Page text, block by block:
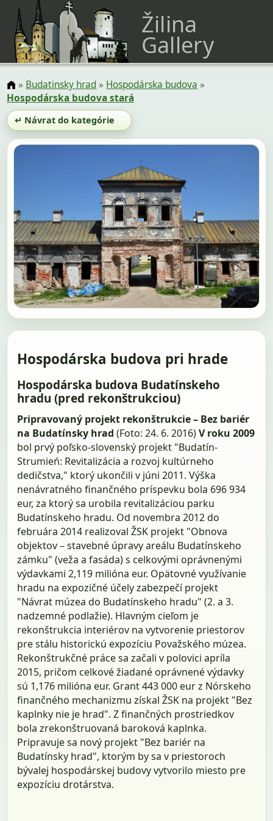
Žilina
Gallery
» Budatinsky hrad» Hospodárska budova »
Hospodárska budova stará
↵ Návrat do kategórie
Hospodárska budova pri hrade
Hospodárska budova Budatínskeho
hradu (pred rekonštrukciou)
Pripravovaný projekt rekonštrukcie – Bez bariér
na Budatínsky hrad (Foto: 24. 6. 2016)V roku 2009
bol prvý poľsko-slovenský projekt "Budatín-
Strumień: Revitalizácia a rozvoj kultúrneho
dedičstva," ktorý ukončili v júni 2011. Výška
nenávratného finančného príspevku bola 696 934
eur, za ktorý sa urobila revitalizáciou parku
Budatínskeho hradu. Od novembra 2012 do
februára 2014 realizoval ŽSK projekt "Obnova
objektov – stavebné úpravy areálu Budatínskeho
zámku" (veža a fasáda) s celkovými oprávnenými
výdavkami 2,119 milióna eur. Opätovné využívanie
hradu na expozičné účely zabezpečí projekt
"Návrat múzea do Budatínskeho hradu" (2. a 3.
nadzemné podlažie). Hlavným cieľom je
rekonštrukcia interiérov na vytvorenie priestorov
pre stálu historickú expozíciu Považského múzea.
Rekonštrukčné práce sa začali v polovici apríla
2015, pričom celkové žiadané oprávnené výdavky
sú 1,176 milióna eur. Grant 443 000 eur z Nórskeho
finančného mechanizmu získal ŽSK na projekt "Bez
kaplnky nie je hrad". Z finančných prostriedkov
bola zrekonštruovaná baroková kaplnka.
Pripravuje sa nový projekt "Bez bariér na
Budatínsky hrad", ktorým by sa v priestoroch
bývalej hospodárskej budovy vytvorilo miesto pre
expozíciu drotárstva.